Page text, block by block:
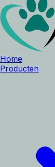
Home
Producten